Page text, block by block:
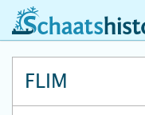
schaatshistorie.nl
FLIM